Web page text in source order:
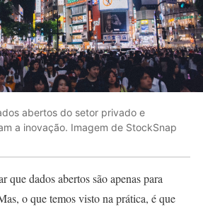
abertos do setor privado e
a inovação. Imagem de StockSnap
que dados abertos são apenas para
o que temos visto na prática, é que